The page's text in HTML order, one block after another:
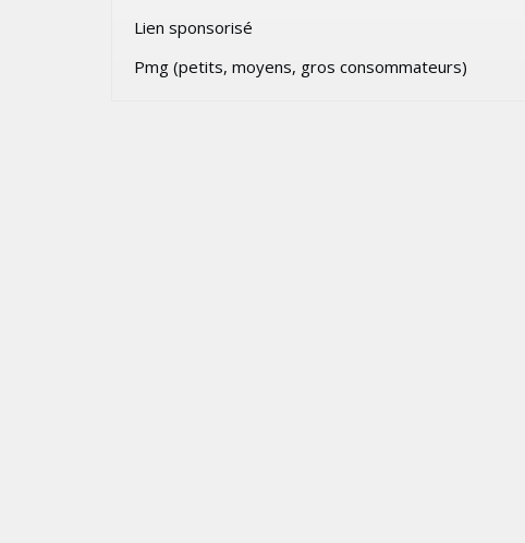
Lien sponsorisé
Pmg (petits, moyens, gros consommateurs)